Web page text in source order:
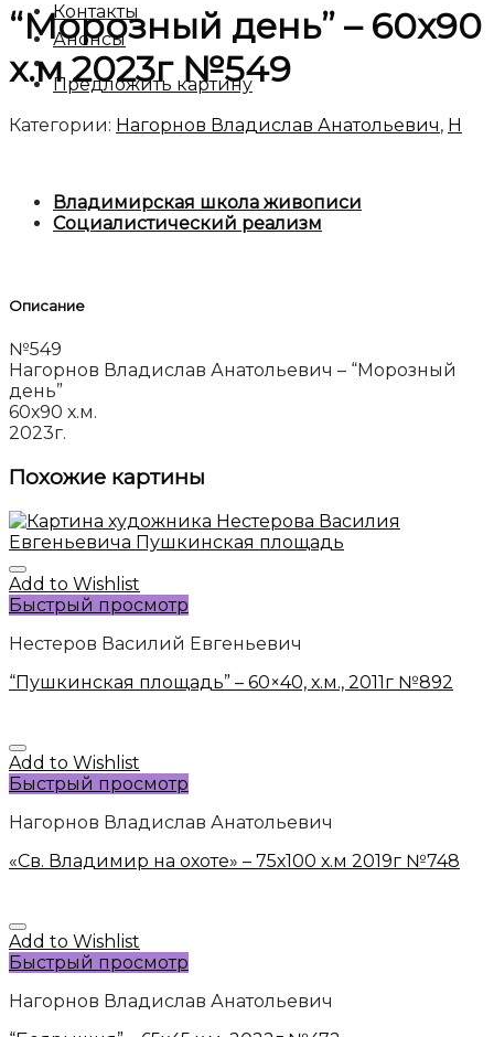
Контакты
Анонсы
Предложить картину
“Морозный день” – 60х90
х.м 2023г №549
Категории: Нагорнов Владислав Анатольевич, Н
Владимирская школа живописи
Социалистический реализм
Описание
№549
Нагорнов Владислав Анатольевич – “Морозный
день”
60х90 х.м.
2023г.
Похожие картины
Add to Wishlist
Быстрый просмотр
Нестеров Василий Евгеньевич
“Пушкинская площадь” – 60×40, х.м., 2011г №892
Add to Wishlist
Быстрый просмотр
Нагорнов Владислав Анатольевич
«Св. Владимир на охоте» – 75х100 х.м 2019г №748
Add to Wishlist
Быстрый просмотр
Нагорнов Владислав Анатольевич